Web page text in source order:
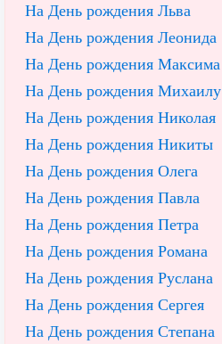
На День рождения Льва
На День рождения Леонида
На День рождения Максима
На День рождения Михаилу
На День рождения Николая
На День рождения Никиты
На День рождения Олега
На День рождения Павла
На День рождения Петра
На День рождения Романа
На День рождения Руслана
На День рождения Сергея
На День рождения Степана